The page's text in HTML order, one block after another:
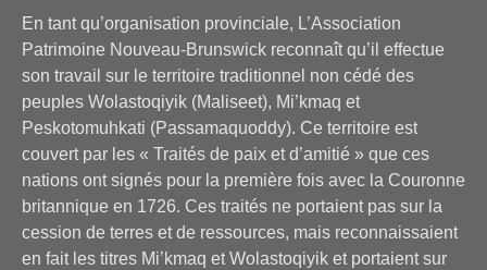
En tant qu’organisation provinciale, L’Association
Patrimoine Nouveau-Brunswick reconnaît qu’il effectue
son travail sur le territoire traditionnel non cédé des
peuples Wolastoqiyik (Maliseet), Mi’kmaq et
Peskotomuhkati (Passamaquoddy). Ce territoire est
couvert par les « Traités de paix et d’amitié » que ces
nations ont signés pour la première fois avec la Couronne
britannique en 1726. Ces traités ne portaient pas sur la
cession de terres et de ressources, mais reconnaissaient
en fait les titres Mi’kmaq et Wolastoqiyik et portaient sur